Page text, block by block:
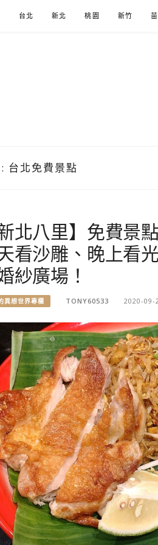
台北 新北 桃園 新竹
台北免費景點
新北八里】免費景
看沙雕、晚上看
紗廣場！
異想世界專欄 TONY60533 2020-09-